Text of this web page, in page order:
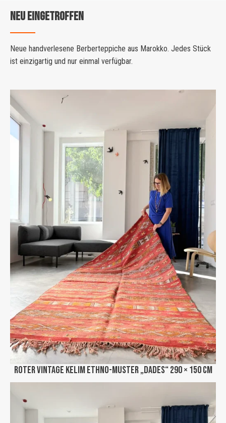
NEU EINGETROFFEN
Neue handverlesene Berberteppiche aus Marokko. Jedes Stück
ist einzigartig und nur einmal verfügbar.
Roter Vintage Kelim Ethno-Muster „Dades“ 290 × 150 cm